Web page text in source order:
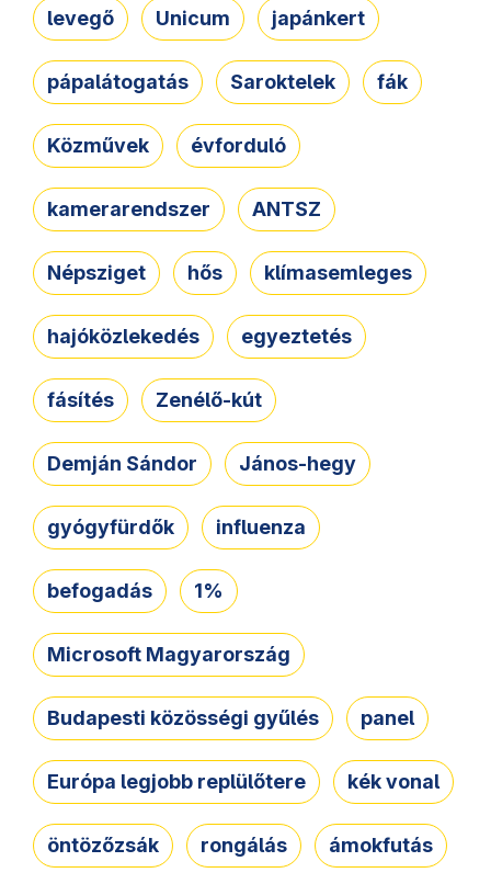
levegő Unicum japánkert
pápalátogatás Saroktelek fák
Közművek évforduló
kamerarendszer ANTSZ
Népsziget hős klímasemleges
hajóközlekedés egyeztetés
fásítés Zenélő-kút
Demján Sándor János-hegy
gyógyfürdők influenza
befogadás 1%
Microsoft Magyarország
Budapesti közösségi gyűlés panel
Európa legjobb replülőtere kék vonal
öntözőzsák rongálás ámokfutás